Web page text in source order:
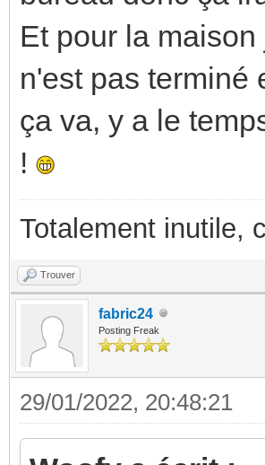
Et pour la
n'est pas terminé
ça va, y a le
!
Totalement inutile,
Trouver
fabric24
Posting Freak
29/01/2022, 20:48:21